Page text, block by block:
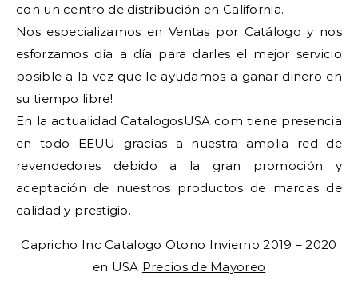
con un centro de distribución en California.
Nos especializamos en Ventas por Catálogo y nos
esforzamos día a día para darles el mejor servicio
posible a la vez que le ayudamos a ganar dinero en
su tiempo libre!
En la actualidad CatalogosUSA.com tiene presencia
en todo EEUU gracias a nuestra amplia red de
revendedores debido a la gran promoción y
aceptación de nuestros productos de marcas de
calidad y prestigio.
Capricho Inc Catalogo Otono Invierno 2019 – 2020
en USA Precios de Mayoreo